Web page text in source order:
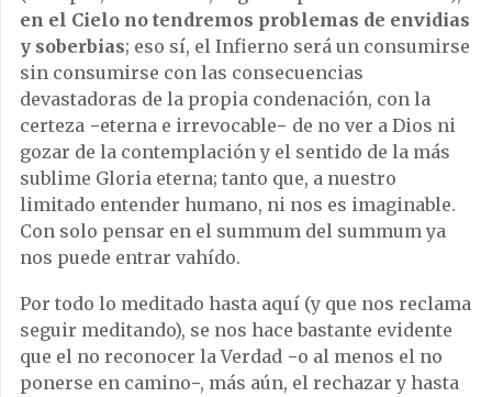
en el Cielo no tendremos problemas de envidias
y soberbias; eso sí, el Infierno será un consumirse
sin consumirse con las consecuencias
devastadoras de la propia condenación, con la
certeza −eterna e irrevocable− de no ver a Dios ni
gozar de la contemplación y el sentido de la más
sublime Gloria eterna; tanto que, a nuestro
limitado entender humano, ni nos es imaginable.
Con solo pensar en el summum del summum ya
nos puede entrar vahído.
Por todo lo meditado hasta aquí (y que nos reclama
seguir meditando), se nos hace bastante evidente
que el no reconocer la Verdad −o al menos el no
ponerse en camino−, más aún, el rechazar y hasta